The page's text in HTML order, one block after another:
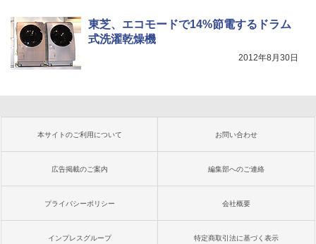
東芝、エコモードで14%節電するドラム
式洗濯乾燥機
2012年8月30日
本サイトのご利用について お問い合わせ
広告掲載のご案内 編集部へのご連絡
プライバシーポリシー 会社概要
インプレスグループ 特定商取引法に基づく表示